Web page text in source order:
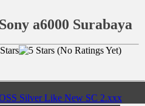
a6000 Surabaya
(No Ratings Yet)